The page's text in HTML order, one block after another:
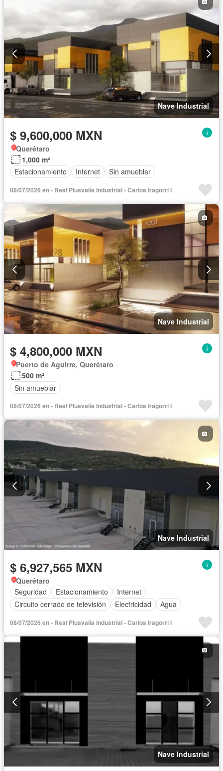
Nave Industrial
$ 9,600,000 MXN
Querétaro
1,000 m²
Estacionamiento
Internet Sin amueblar
08/07/2026 en - Real Plusvalía Industrial - Carlos Iragorri I
Nave Industrial
$ 4,800,000 MXN
Puerto de Aguirre, Querétaro
500 m²
Sin amueblar
08/07/2026 en - Real Plusvalía Industrial - Carlos Iragorri I
Nave Industrial
$ 6,927,565 MXN
Querétaro
Seguridad
Estacionamiento
Internet
Circuito cerrado de televisión
Electricidad Agua
08/07/2026 en - Real Plusvalía Industrial - Carlos Iragorri I
Nave Industrial